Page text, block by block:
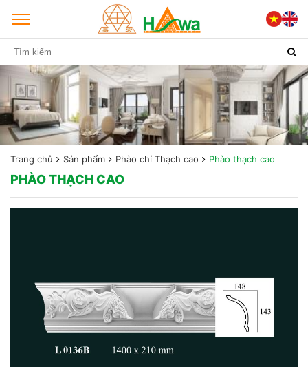
Trang chủ Sản phẩm Phào chỉ Thạch cao Phào thạch cao
PHÀO THẠCH CAO